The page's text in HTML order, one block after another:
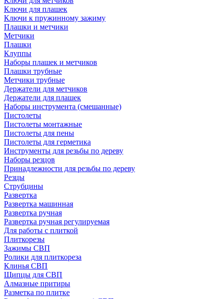
Ключи для плашек
Ключи к пружинному зажиму
Плашки и метчики
Метчики
Плашки
Клуппы
Наборы плашек и метчиков
Плашки трубные
Метчики трубные
Держатели для метчиков
Держатели для плашек
Наборы инструмента (смешанные)
Пистолеты
Пистолеты монтажные
Пистолеты для пены
Пистолеты для герметика
Инструменты для резьбы по дереву
Наборы резцов
Принадлежности для резьбы по дереву
Резцы
Струбцины
Развертка
Развертка машинная
Развертка ручная
Развертка ручная регулируемая
Для работы с плиткой
Плиткорезы
Зажимы СВП
Ролики для плиткореза
Клинья СВП
Щипцы для СВП
Алмазные притиры
Разметка по плитке